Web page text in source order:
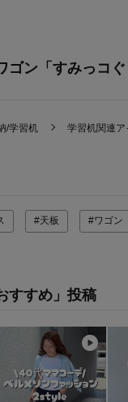
う人：
子供
ゴン「すみっコ
/学習机 学習机関連ア
#天板 #ワゴン
すすめ」投稿